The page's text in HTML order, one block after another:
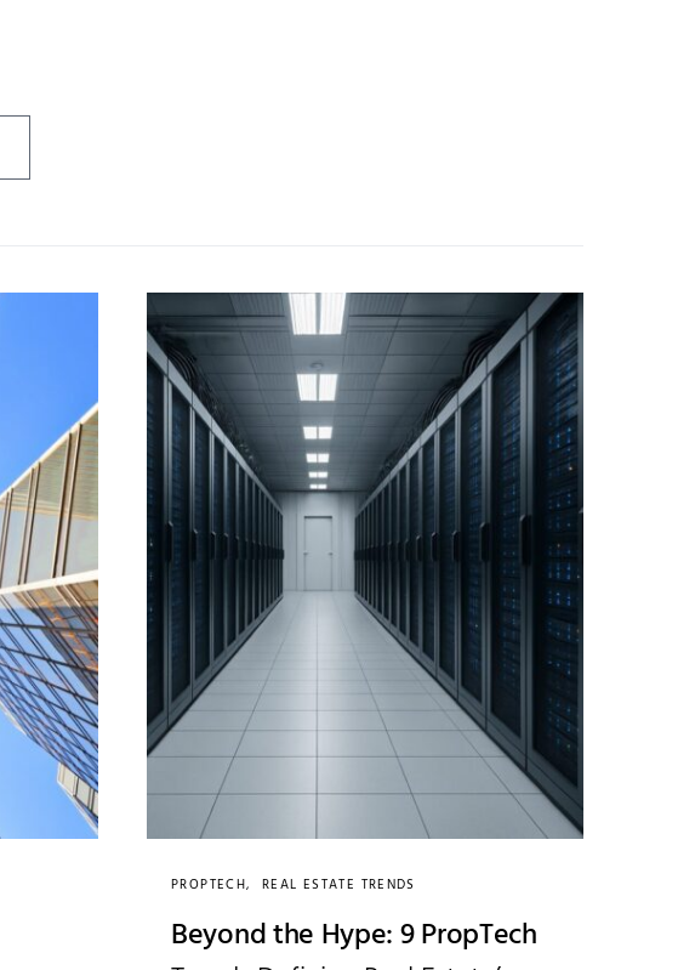
PROPTECH REAL ESTATE TRENDS
Beyond the Hype: 9 PropTech